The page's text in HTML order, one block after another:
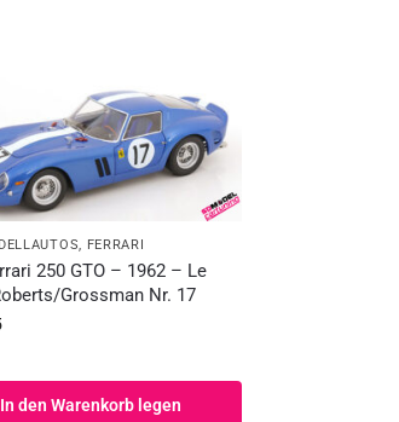
, FERRARI
250 GTO – 1962 – Le
Grossman Nr. 17
In den Warenkorb legen